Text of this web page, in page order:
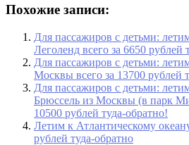
Похожие записи:
Для пассажиров с детьми:
Леголенд всего за 6650 рублей
Для пассажиров с детьми:
Москвы всего за 13700 рублей
Для пассажиров с детьми:
Брюссель из Москвы (в парк
10500 рублей туда-обратно!
Летим к Атлантическому
рублей туда-обратно